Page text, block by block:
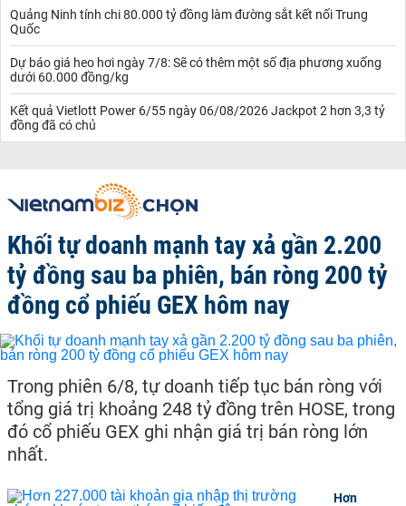
Quảng Ninh tính chi 80.000 tỷ đồng làm đường sắt kết nối Trung
Quốc
Dự báo giá heo hơi ngày 7/8: Sẽ có thêm một số địa phương xuống
dưới 60.000 đồng/kg
Kết quả Vietlott Power 6/55 ngày 06/08/2026 Jackpot 2 hơn 3,3 tỷ
đồng đã có chủ
Khối tự doanh mạnh tay xả gần 2.200
tỷ đồng sau ba phiên, bán ròng 200 tỷ
đồng cổ phiếu GEX hôm nay
Trong phiên 6/8, tự doanh tiếp tục bán ròng với
tổng giá trị khoảng 248 tỷ đồng trên HOSE, trong
đó cổ phiếu GEX ghi nhận giá trị bán ròng lớn
nhất.
Hơn